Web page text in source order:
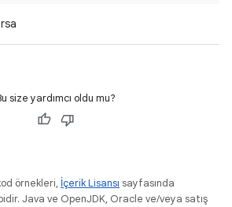
size yardımcı oldu mu?
örnekleri, İçerik Lisansı sayfasında
Java ve OpenJDK, Oracle ve/veya satış